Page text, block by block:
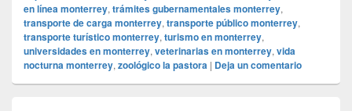
en línea monterrey, trámites gubernamentales monterrey,
transporte de carga monterrey, transporte público monterrey,
transporte turístico monterrey, turismo en monterrey,
universidades en monterrey, veterinarias en monterrey, vida
nocturna monterrey, zoológico la pastora | Deja un comentario